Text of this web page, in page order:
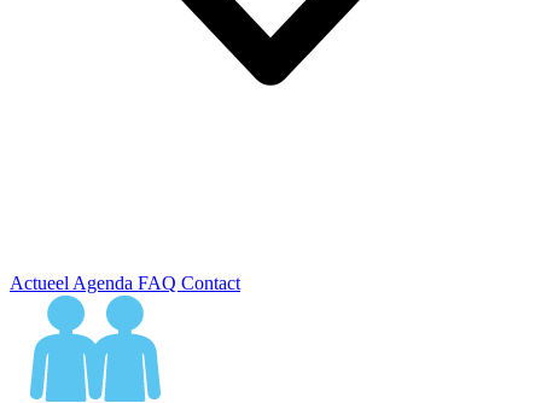
Actueel Agenda FAQ Contact